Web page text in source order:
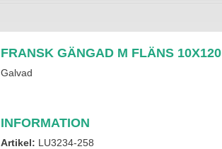
FRANSK GÄNGAD M FLÄNS 10X120
Galvad
INFORMATION
Artikel: LU3234-258